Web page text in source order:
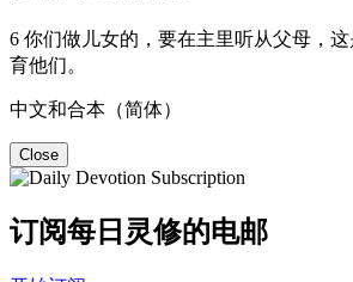
6 你们做儿女的，要在主里听从父母，这
育他们。
中文和合本（简体）
Close
订阅每日灵修的电邮